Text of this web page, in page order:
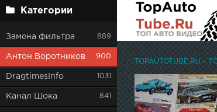
Категории
Замена фильтра 889
Антон Воротников 900
DragtimesInfo 1031
Канал Шока 841
TOPAUTOTUBE.RU -